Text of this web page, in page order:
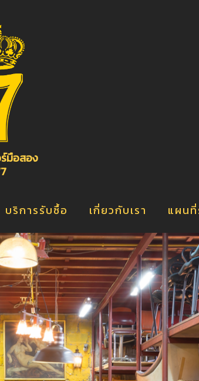
ร์มือสอง
บริการรับซื้อ เกี่ยวกับเรา แผนที่
์
น
ิ
เ